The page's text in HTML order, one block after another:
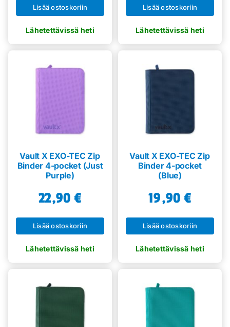
Lisää ostoskoriin Lisää ostoskoriin
Vault X EXO-TEC Zip
Binder 4-pocket (Just
Purple)
22,90 €
Lisää ostoskoriin
Vault X EXO-TEC Zip
Binder 4-pocket
(Blue)
19,90 €
Lisää ostoskoriin